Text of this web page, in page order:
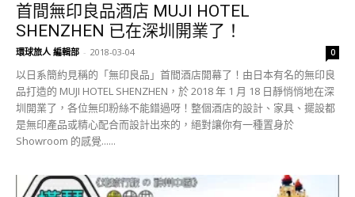
首間無印良品酒店 MUJI HOTEL
SHENZHEN 已在深圳開業了！
環球旅人 編輯部 - 2018-03-04 0
以日系簡約見稱的「無印良品」首間酒店開幕了！由日本有名的無印良
品打造的 MUJI HOTEL SHENZHEN，於 2018 年 1 月 18 日靜悄悄地在深
圳開業了，各位無印粉絲不能錯過呀！整個酒店的設計、家具、擺設都
是無印產品或精心配合而設計出來的，絕對讓你有一種置身於
Showroom 的感覺......